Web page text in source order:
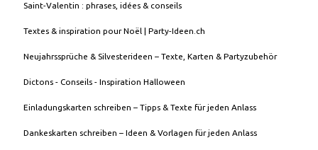
Saint-Valentin : phrases, idées & conseils
Textes & inspiration pour Noël | Party-Ideen.ch
Neujahrssprüche & Silvesterideen – Texte, Karten & Partyzubehör
Dictons - Conseils - Inspiration Halloween
Einladungskarten schreiben – Tipps & Texte für jeden Anlass
Dankeskarten schreiben – Ideen & Vorlagen für jeden Anlass